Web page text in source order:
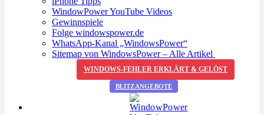
WindowPower YouTube Videos
Gewinnspiele
Folge windowspower.de
WhatsApp-Kanal „WindowsPower“
Sitemap von WindowsPower – Alle Artikel
WINDOWS-FEHLER ERKLÄRT & GELÖST
BLITZANGEBOTE